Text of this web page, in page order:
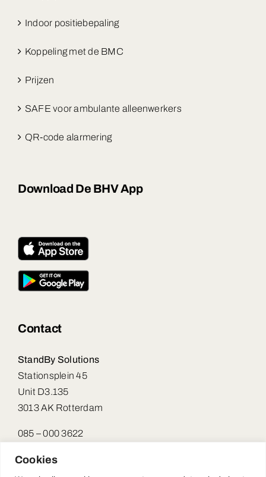
Cookies
Indoor positiebepaling
Koppeling met de BMC
Prijzen
SAFE voor ambulante alleenwerkers
QR-code alarmering
Download De BHV App
Contact
StandBy Solutions
Stationsplein 45
Unit D3.135
3013 AK Rotterdam
085 – 000 3622
KVK: 64676447